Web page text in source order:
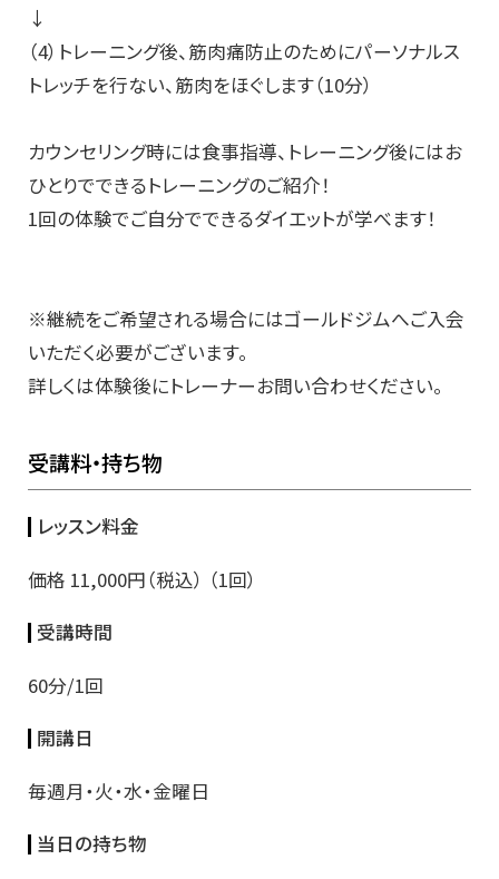
↓
（4）トレーニング後、筋肉痛防止のためにパーソナルス
トレッチを行ない、筋肉をほぐします（10分）
カウンセリング時には食事指導、トレーニング後にはお
ひとりでできるトレーニングのご紹介！
1回の体験でご自分でできるダイエットが学べます！
※継続をご希望される場合にはゴールドジムへご入会
いただく必要がございます。
詳しくは体験後にトレーナーお問い合わせください。
受講料・持ち物
レッスン料金
価格 11,000円（税込） （1回）
受講時間
60分/1回
開講日
毎週月・火・水・金曜日
当日の持ち物